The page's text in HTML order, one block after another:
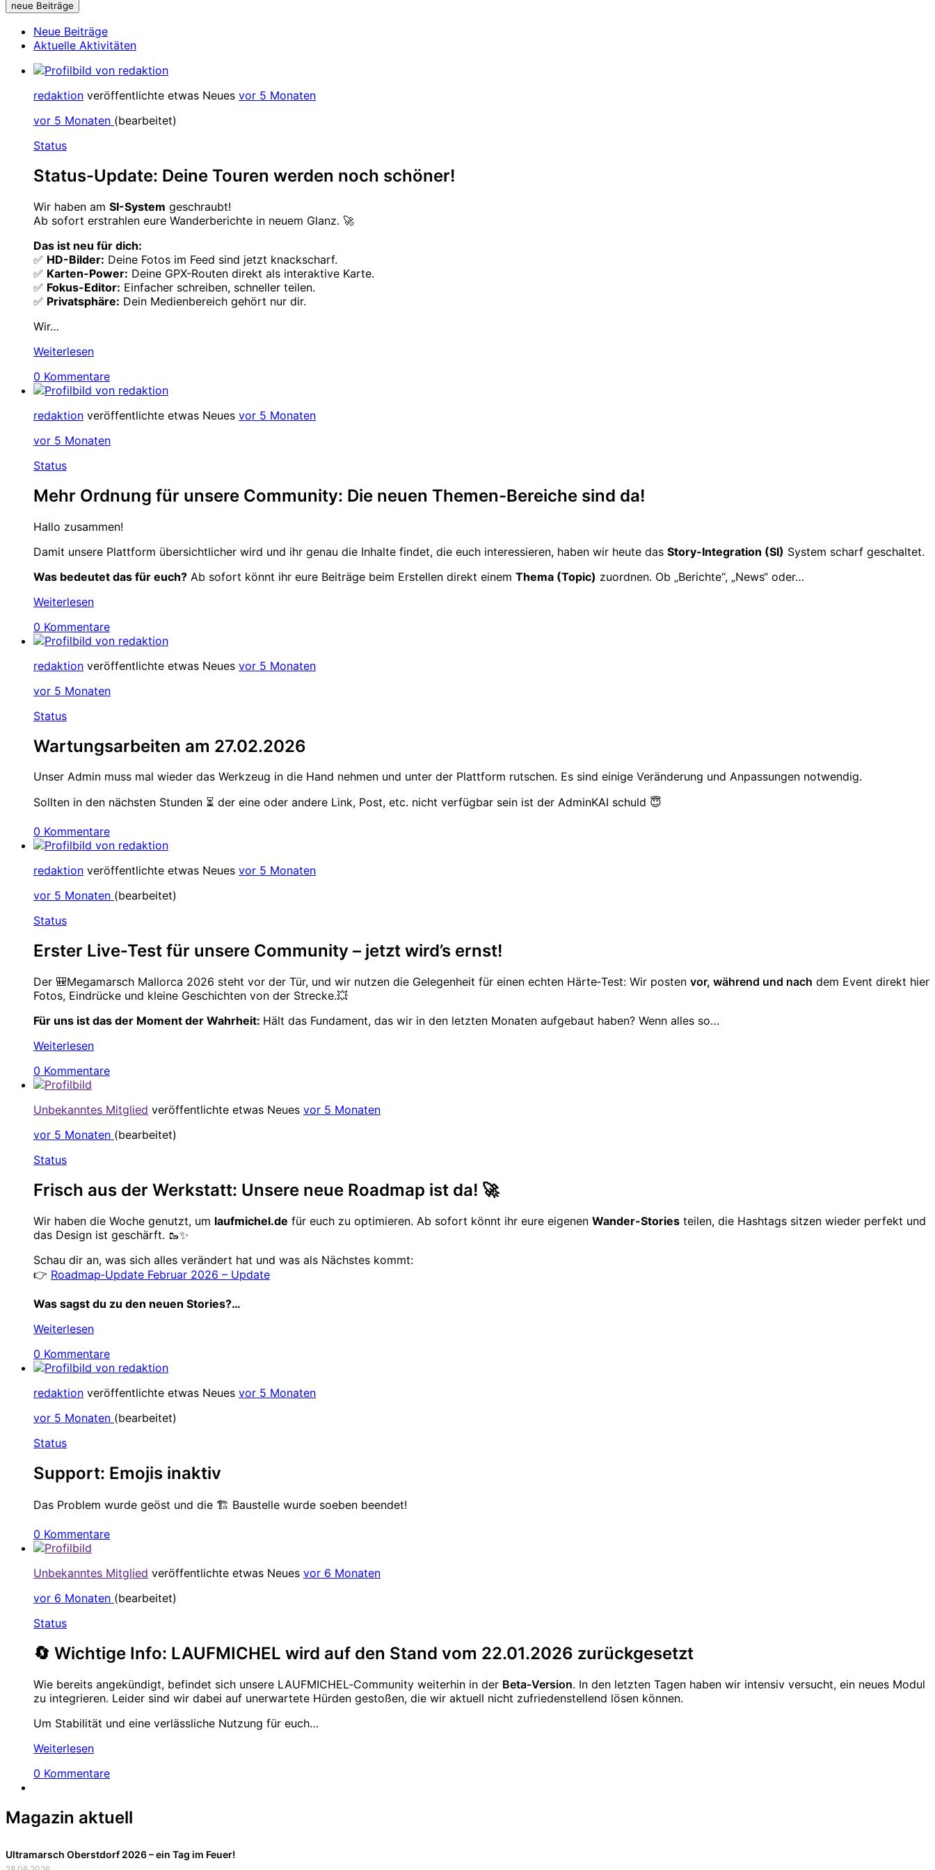
neue Beiträge
Neue Beiträge
Aktuelle Aktivitäten
redaktion veröffentlichte etwas Neues vor 5 Monaten
vor 5 Monaten (bearbeitet)
Status
Status-Update: Deine Touren werden noch schöner!
Wir haben am SI-System geschraubt!
Ab sofort erstrahlen eure Wanderberichte in neuem Glanz. 🚀
Das ist neu für dich:
✅ HD-Bilder: Deine Fotos im Feed sind jetzt knackscharf.
✅ Karten-Power: Deine GPX-Routen direkt als interaktive Karte.
✅ Fokus-Editor: Einfacher schreiben, schneller teilen.
✅ Privatsphäre: Dein Medienbereich gehört nur dir.
Wir…
Weiterlesen
0 Kommentare
redaktion veröffentlichte etwas Neues vor 5 Monaten
vor 5 Monaten
Status
Mehr Ordnung für unsere Community: Die neuen Themen-Bereiche sind da!
Hallo zusammen!
Damit unsere Plattform übersichtlicher wird und ihr genau die Inhalte findet, die euch interessieren, haben wir heute das Story-Integration (SI) System scharf geschaltet.
Was bedeutet das für euch? Ab sofort könnt ihr eure Beiträge beim Erstellen direkt einem Thema (Topic) zuordnen. Ob „Berichte“, „News“ oder…
Weiterlesen
0 Kommentare
redaktion veröffentlichte etwas Neues vor 5 Monaten
vor 5 Monaten
Status
Wartungsarbeiten am 27.02.2026
Unser Admin muss mal wieder das Werkzeug in die Hand nehmen und unter der Plattform rutschen. Es sind einige Veränderung und Anpassungen notwendig.
Sollten in den nächsten Stunden ⏳ der eine oder andere Link, Post, etc. nicht verfügbar sein ist der AdminKAI schuld 😇
0 Kommentare
redaktion veröffentlichte etwas Neues vor 5 Monaten
vor 5 Monaten (bearbeitet)
Status
Erster Live‑Test für unsere Community – jetzt wird’s ernst!
Der 🎒Megamarsch Mallorca 2026 steht vor der Tür, und wir nutzen die Gelegenheit für einen echten Härte‑Test: Wir posten vor, während und nach dem Event direkt hier
Fotos, Eindrücke und kleine Geschichten von der Strecke.💥
Für uns ist das der Moment der Wahrheit: Hält das Fundament, das wir in den letzten Monaten aufgebaut haben? Wenn alles so…
Weiterlesen
0 Kommentare
Unbekanntes Mitglied veröffentlichte etwas Neues vor 5 Monaten
vor 5 Monaten (bearbeitet)
Status
Frisch aus der Werkstatt: Unsere neue Roadmap ist da! 🚀
Wir haben die Woche genutzt, um laufmichel.de für euch zu optimieren. Ab sofort könnt ihr eure eigenen Wander-Stories teilen, die Hashtags sitzen wieder perfekt und
das Design ist geschärft. 🥾✨
Schau dir an, was sich alles verändert hat und was als Nächstes kommt:
👉 Roadmap‑Update Februar 2026 – Update
Was sagst du zu den neuen Stories?…
Weiterlesen
0 Kommentare
redaktion veröffentlichte etwas Neues vor 5 Monaten
vor 5 Monaten (bearbeitet)
Status
Support: Emojis inaktiv
Das Problem wurde geöst und die 🏗 Baustelle wurde soeben beendet!
0 Kommentare
Unbekanntes Mitglied veröffentlichte etwas Neues vor 6 Monaten
vor 6 Monaten (bearbeitet)
Status
🔄 Wichtige Info: LAUFMICHEL wird auf den Stand vom 22.01.2026 zurückgesetzt
Wie bereits angekündigt, befindet sich unsere LAUFMICHEL‑Community weiterhin in der Beta‑Version. In den letzten Tagen haben wir intensiv versucht, ein neues Modul
zu integrieren. Leider sind wir dabei auf unerwartete Hürden gestoßen, die wir aktuell nicht zufriedenstellend lösen können.
Um Stabilität und eine verlässliche Nutzung für euch…
Weiterlesen
0 Kommentare
Magazin aktuell
Ultramarsch Oberstdorf 2026 – ein Tag im Feuer!